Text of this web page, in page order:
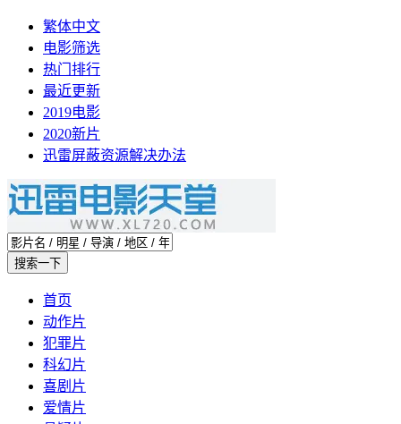
繁体中文
电影筛选
热门排行
最近更新
2019电影
2020新片
迅雷屏蔽资源解决办法
首页
动作片
犯罪片
科幻片
喜剧片
爱情片